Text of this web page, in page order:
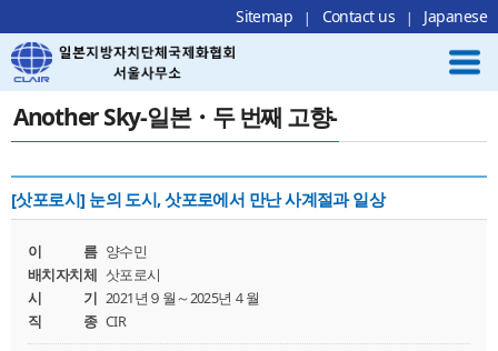
Local Navigation 바로가기
Contents 바로가기
Footer 바로가기
Sitemap Contact us Japanese
Another Sky-일본・두 번째 고향-
[삿포로시] 눈의 도시, 삿포로에서 만난 사계절과 일상
이 름 양수민
배치자치체 삿포로시
시 기 2021년９월～2025년４월
직 종 CIR